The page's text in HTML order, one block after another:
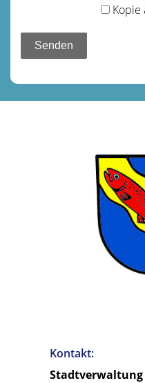
Kopie
Kontakt:
Stadtverwaltung